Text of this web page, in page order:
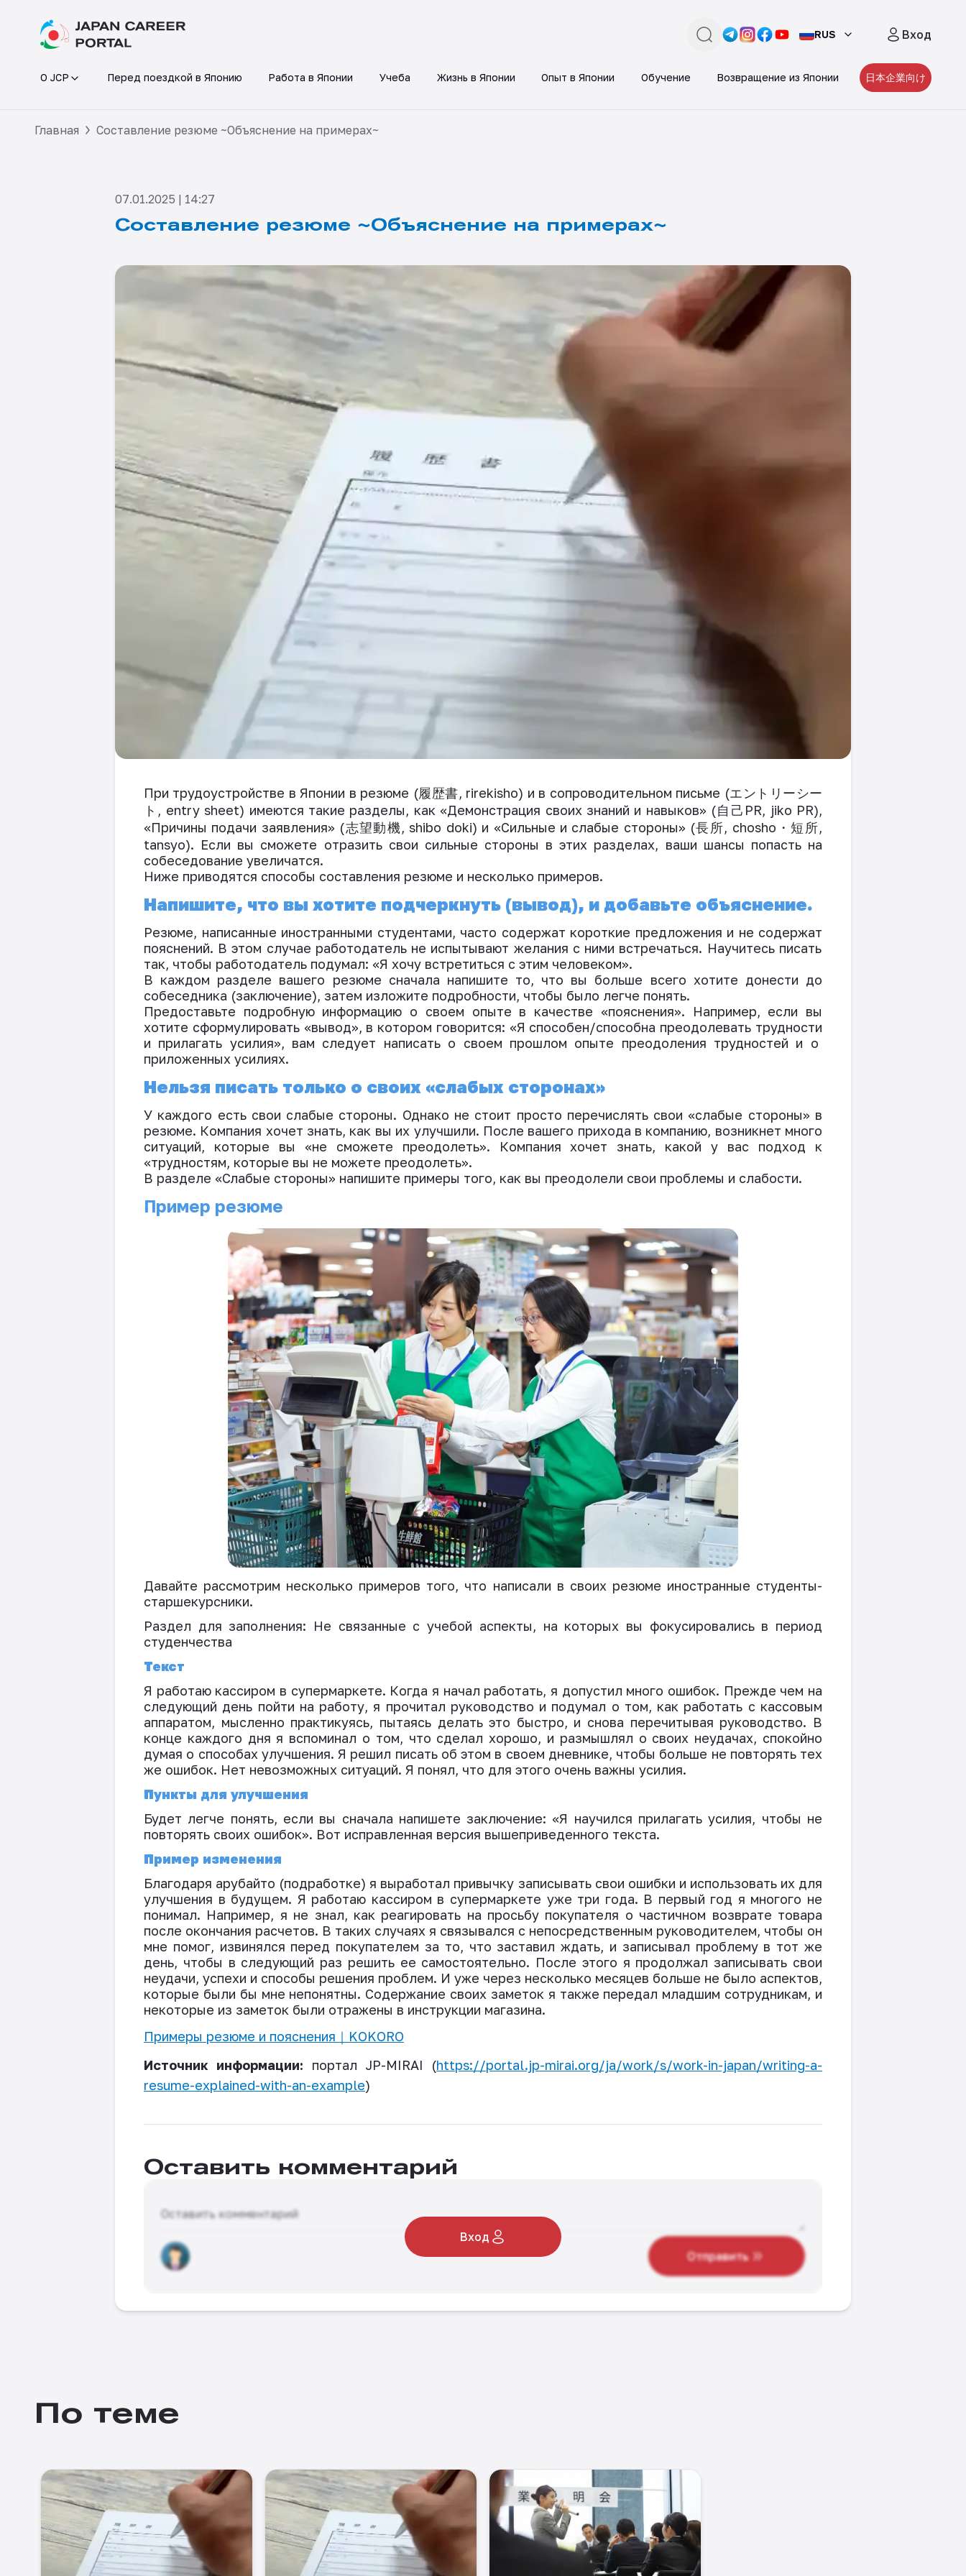
поиск
RUS Вход
О JCP Перед поездкой в Японию Работа в Японии Учеба Жизнь в Японии Опыт в Японии Обучение Возвращение из Японии 日本企業向け
Главная Составление резюме ~Объяснение на примерах~
07.01.2025 | 14:27
Составление резюме ~Объяснение на примерах~
При трудоустройстве в Японии в резюме (履歴書, rirekisho) и в сопроводительном письме (エントリーシー
ト , entry sheet) имеются такие разделы, как «Демонстрация своихзнаний и навыков» (自己 PR, jiko PR),
«Причины подачи заявления» (志望動機, shibo doki) и «Сильные и слабые стороны» (長所, chosho ・短所,
tansyo). Если вы сможете отразитьсвои сильные стороны в этих разделах, ваши шансы попасть на
собеседование увеличатся.
Ниже приводятся способы составления резюме и несколько примеров.
Напишите, что вы хотите подчеркнуть (вывод), и добавьте объяснение.
Резюме, написанные иностранными студентами, часто содержат короткие предложения и не содержат
пояснений. В этом случае работодатель не испытывают желания с ними встречаться. Научитесь писать
так, чтобы работодатель подумал: «Я хочу встретиться с этим человеком».
В каждом разделе вашего резюме сначала напишите то, что вы больше всего хотите донести до
собеседника (заключение), затем изложите подробности, чтобы было легче понять.
Предоставьте подробную информацию о своем опыте в качестве «пояснения». Например, если вы
хотите сформулировать «вывод», в котором говорится: «Я способен/способна преодолевать трудности
и прилагать усилия», вам следует написать о своем прошлом опыте преодоления трудностей и о
приложенных усилиях.
Нельзя писать только о своих «слабых сторонах»
У каждого есть свои слабые стороны. Однако не стоит просто перечислять свои «слабые стороны» в
резюме. Компания хочет знать, как вы их улучшили. После вашего прихода в компанию, возникнет много
ситуаций, которые вы «не сможете преодолеть». Компания хочет знать, какой у вас подход к
«трудностям, которые вы не можете преодолеть».
В разделе «Слабые стороны» напишите примеры того, как вы преодолели свои проблемы и слабости.
Пример резюме
Давайте рассмотрим несколько примеров того, что написали в своих резюме иностранные студенты-
старшекурсники.
Раздел для заполнения: Не связанные с учебой аспекты, на которых вы фокусировались в период
студенчества
Текст
Я работаю кассиром в супермаркете. Когда я начал работать, я допустил много ошибок. Прежде чем на
следующий день пойти на работу, я прочитал руководство и подумал о том, как работать с кассовым
аппаратом, мысленно практикуясь, пытаясь делать это быстро, и снова перечитывая руководство. В
конце каждого дня я вспоминал о том, что сделал хорошо, и размышлял о своих неудачах, спокойно
думая о способах улучшения. Я решил писать об этом в своем дневнике, чтобы больше не повторять тех
же ошибок. Нет невозможных ситуаций. Я понял, что для этого очень важны усилия.
Пункты для улучшения
Будет легче понять, если вы сначала напишете заключение: «Я научился прилагать усилия, чтобы не
повторять своих ошибок». Вот исправленная версия вышеприведенного текста.
Пример изменения
Благодаря арубайто (подработке) я выработал привычку записывать свои ошибки и использовать их для
улучшения в будущем. Я работаю кассиром в супермаркете уже три года. В первый год я многого не
понимал. Например, я не знал, как реагировать на просьбу покупателя о частичном возврате товара
после окончания расчетов. В таких случаях я связывался с непосредственным руководителем, чтобы он
мне помог, извинялся перед покупателем за то, что заставил ждать, и записывал проблему в тот же
день, чтобы в следующий раз решить ее самостоятельно. После этого я продолжал записывать свои
неудачи, успехи и способы решения проблем. И уже через несколько месяцев больше не было аспектов,
которые были бы мне непонятны. Содержание своих заметок я также передал младшим сотрудникам, и
некоторые из заметок были отражены в инструкции магазина.
Примеры резюме и пояснения ｜ KOKORO
Источник информации:
портал JP-MIRAI (https://portal.jp-mirai.org/ja/work/s/work-in-japan/writing-a-
resume-explained-with-an-example)
Оставить комментарий
Оставить комментарий
Отправить
Вход
По теме